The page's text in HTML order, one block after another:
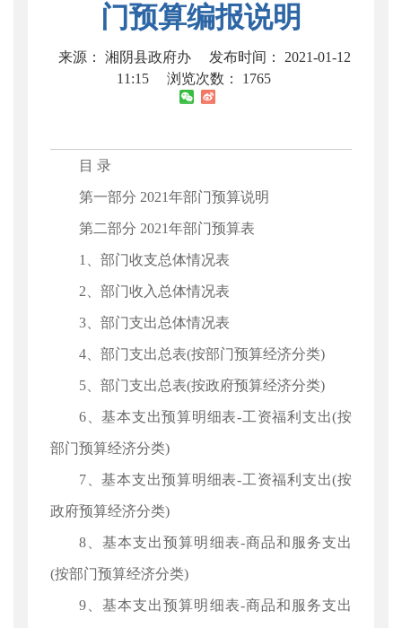
门预算编报说明
来源： 湘阴县政府办
发布时间： 2021-01-12
11:15
浏览次数： 1765
目 录
第一部分 2021年部门预算说明
第二部分 2021年部门预算表
1、部门收支总体情况表
2、部门收入总体情况表
3、部门支出总体情况表
4、部门支出总表(按部门预算经济分类)
5、部门支出总表(按政府预算经济分类)
6、基本支出预算明细表-工资福利支出(按
部门预算经济分类)
7、基本支出预算明细表-工资福利支出(按
政府预算经济分类)
8、基本支出预算明细表-商品和服务支出
(按部门预算经济分类)
9、基本支出预算明细表-商品和服务支出